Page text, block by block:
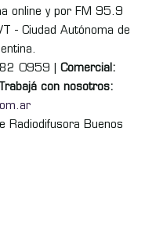
online y por FM 95.9
- Ciudad Autónoma de
0959 | Comercial:
Trabajá con nosotros:
Radiodifusora Buenos